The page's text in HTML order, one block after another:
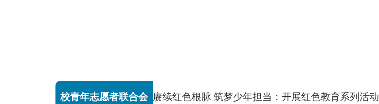
校青年志愿者联合会 赓续红色根脉 筑梦少年担当：开展红色教育系列活动